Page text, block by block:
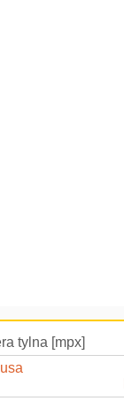
tylna [mpx]